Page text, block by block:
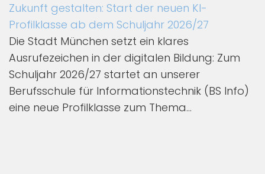
Zukunft gestalten: Start der neuen KI-
Profilklasse ab dem Schuljahr 2026/27
Die Stadt München setzt ein klares
Ausrufezeichen in der digitalen Bildung: Zum
Schuljahr 2026/27 startet an unserer
Berufsschule für Informationstechnik (BS Info)
eine neue Profilklasse zum Thema...